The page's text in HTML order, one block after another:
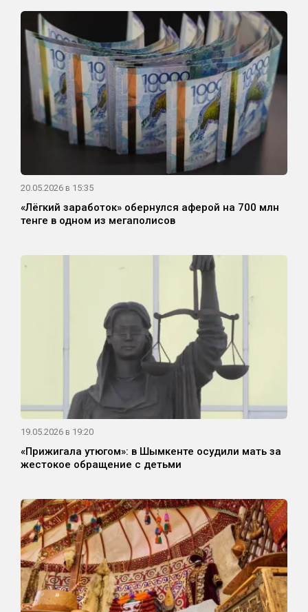
20.05.2026 в 15:35
«Лёгкий заработок» обернулся аферой на 700 млн
тенге в одном из мегаполисов
19.05.2026 в 19:20
«Прижигала утюгом»: в Шымкенте осудили мать за
жестокое обращение с детьми